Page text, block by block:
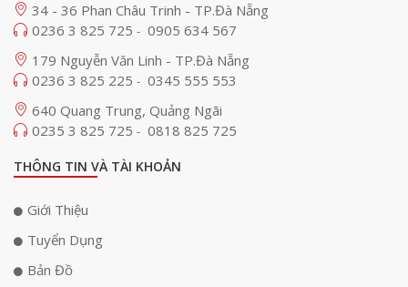
34 - 36 Phan Châu Trinh - TP.Đà Nẵng
0236 3 825 725 - 0905 634 567
179 Nguyễn Văn Linh - TP.Đà Nẵng
0236 3 825 225 - 0345 555 553
640 Quang Trung, Quảng Ngãi
0235 3 825 725 - 0818 825 725
THÔNG TIN VÀ TÀI KHOẢN
Giới Thiệu
Tuyển Dụng
Bản Đồ